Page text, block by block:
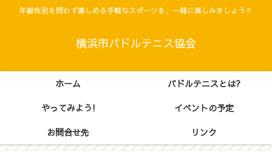
年齢性別を問わず楽しめる手軽なスポーツを、一緒に楽しみましょう‼
横浜市パドルテニス協会
ホーム
パドルテニスとは?
やってみよう!
イベントの予定
お問合せ先
リンク